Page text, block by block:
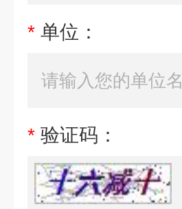
* 单位：
* 验证码：